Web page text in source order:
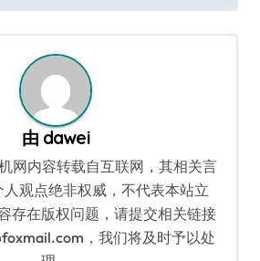
由 dawei
网内容转载自互联网，其相关言
观点绝非权威，不代表本站立
存在版权问题，请提交相关链接
，我们将及时予以处